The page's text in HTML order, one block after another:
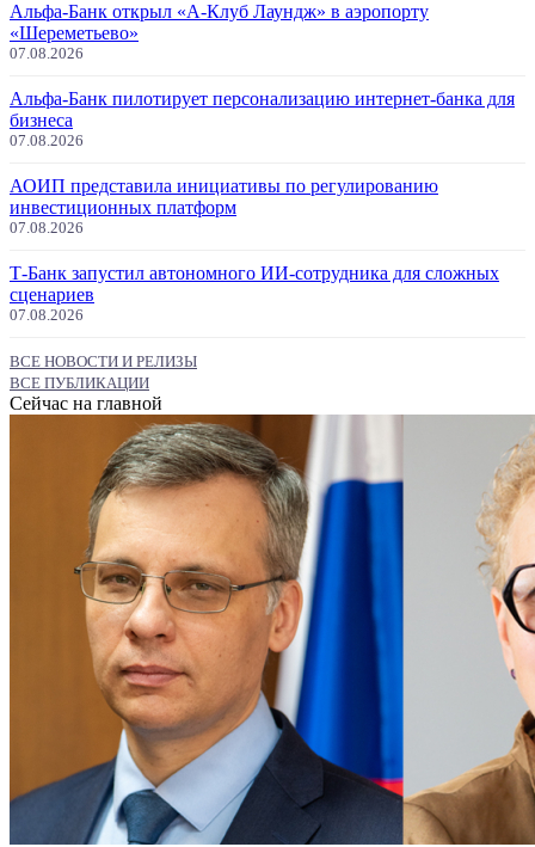
Альфа-Банк открыл «А-Клуб Лаундж» в аэропорту
«Шереметьево»
07.08.2026
Альфа-Банк пилотирует персонализацию интернет-банка для
бизнеса
07.08.2026
АОИП представила инициативы по регулированию
инвестиционных платформ
07.08.2026
Т-Банк запустил автономного ИИ-сотрудника для сложных
сценариев
07.08.2026
ВСЕ НОВОСТИ И РЕЛИЗЫ
ВСЕ ПУБЛИКАЦИИ
Сейчас на главной